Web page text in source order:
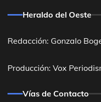
Heraldo del Oeste
Redacción: Gonzalo
Producción: Vox
Vías de Contacto